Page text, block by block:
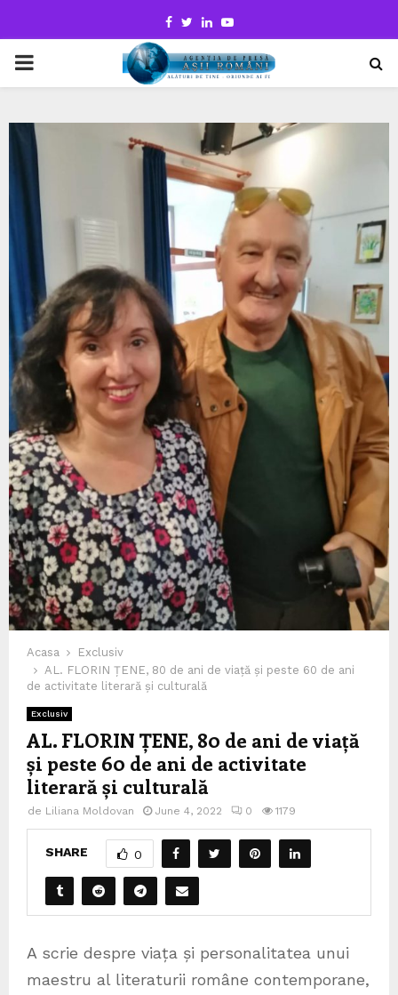
Facebook
TwitterLinkedinYoutube
PRIMARY
Acasa
Exclusiv
AL. FLORIN ȚENE, 80 de ani de viață și peste 60 de ani
de activitate literară și culturală
Exclusiv
AL. FLORIN ȚENE, 80 de ani de viață
și peste 60 de ani de activitate
literară și culturală
de Liliana Moldovan June 4, 2022 0 1179
SHARE 0
A scrie despre viața și personalitatea unui
maestru al literaturii române contemporane,